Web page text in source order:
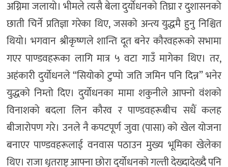
अग्निमा जलायो। भीमले त्यसै बेला दुर्योधनको तिघ्रा र दुशासनको
छाती चिर्ने प्रतिज्ञा गरेका थिए, जसको अन्त्य युद्धमै हुनु निश्चित
थियो। भगवान श्रीकृष्णले शान्ति दूत बनेर कौरवहरूको सभामा
गएर पाण्डवहरूका लागि मात्र ५ वटा गाउँ मागेका थिए। तर,
अहंकारी दुर्योधनले “सियोको टुप्पो जति जमिन पनि दिन्न” भनेर
युद्धको निम्तो दिए। दुर्योधनका मामा शकुनीले आफ्नो वंशको
विनाशको बदला लिन कौरव र पाण्डवहरूबीच सधैं कलह
बीजारोपण गरे। उनले नै कपटपूर्ण जुवा (पासा) को खेल योजना
बनाएर पाण्डवहरूलाई वनवास पठाउन मुख्य भूमिका खेलेका
थिए। राजा धृतराष्ट्र आफ्ना छोरा दुर्योधनको गल्ती देख्दादेख्दै पनि